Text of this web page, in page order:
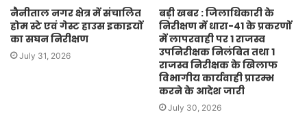
नैनीताल नगर क्षेत्र में संचालित
होम स्टे एवं गेस्ट हाउस इकाइयों
का सघन निरीक्षण
July 31, 2026
बड़ी खबर : जिलाधिकारी के
निरीक्षण में धारा-41 के प्रकरणों
में लापरवाही पर 1 राजस्व
उपनिरीक्षक निलंबित तथा 1
राजस्व निरीक्षक के खिलाफ
विभागीय कार्यवाही प्रारम्भ
करने के आदेश जारी
July 30, 2026